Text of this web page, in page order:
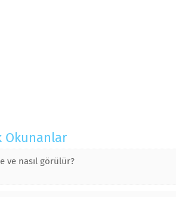
Okunanlar
ve nasıl görülür?